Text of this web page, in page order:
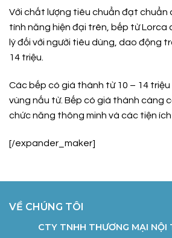
Với chất lượng tiêu chuẩn đạt chuẩn
tính năng hiện đại trên, bếp từ Lorca
lý đối với người tiêu dùng, dao động
14 triệu.
Các bếp có giá thành từ 10 – 14
vùng nấu từ. Bếp có giá thành càng
chức năng thông minh và các tiện ích
[/expander_maker]
VỀ CHÚNG TÔI
CTY TNHH THƯƠNG MẠI NỘI